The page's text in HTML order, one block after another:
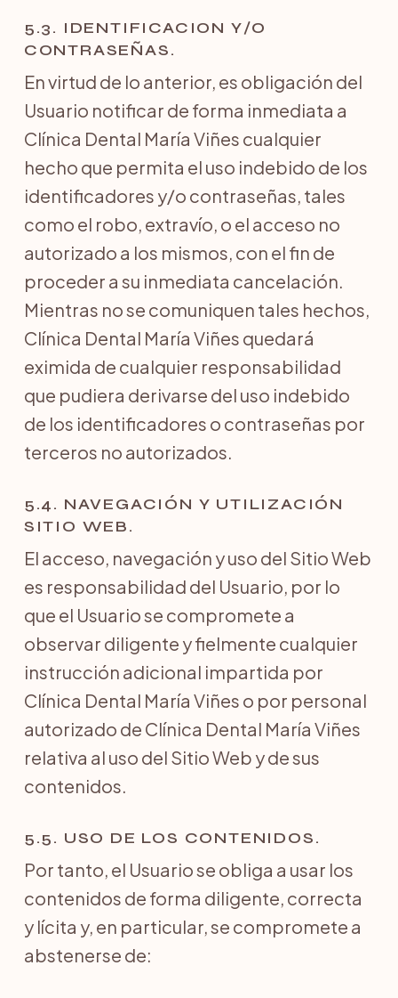
5.3. IDENTIFICACION Y/O
CONTRASEÑAS.
En virtud de lo anterior, es obligación del
Usuario notificar de forma inmediata a
Clínica Dental María Viñes cualquier
hecho que permita el uso indebido de los
identificadores y/o contraseñas, tales
como el robo, extravío, o el acceso no
autorizado a los mismos, con el fin de
proceder a su inmediata cancelación.
Mientras no se comuniquen tales hechos,
Clínica Dental María Viñes quedará
eximida de cualquier responsabilidad
que pudiera derivarse del uso indebido
de los identificadores o contraseñas por
terceros no autorizados.
5.4. NAVEGACIÓN Y UTILIZACIÓN
SITIO WEB.
El acceso, navegación y uso del Sitio Web
es responsabilidad del Usuario, por lo
que el Usuario se compromete a
observar diligente y fielmente cualquier
instrucción adicional impartida por
Clínica Dental María Viñes o por personal
autorizado de Clínica Dental María Viñes
relativa al uso del Sitio Web y de sus
contenidos.
5.5. USO DE LOS CONTENIDOS.
Por tanto, el Usuario se obliga a usar los
contenidos de forma diligente, correcta
y lícita y, en particular, se compromete a
abstenerse de: